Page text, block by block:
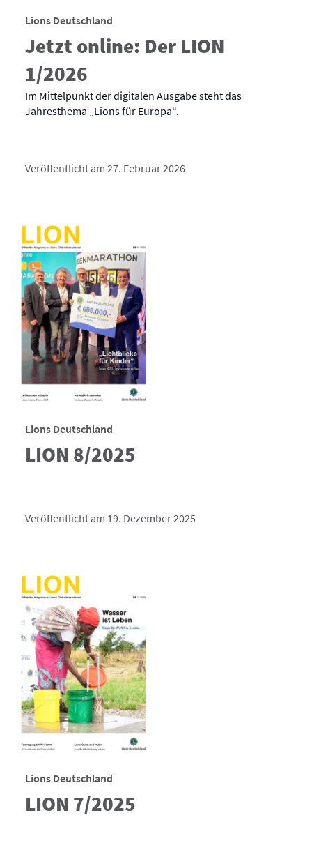
Lions Deutschland
Jetzt online: Der LION
1/2026
Im Mittelpunkt der digitalen Ausgabe steht das
Jahresthema „Lions für Europa“.
Veröffentlicht am 27. Februar 2026
Lions Deutschland
LION 8/2025
Veröffentlicht am 19. Dezember 2025
Lions Deutschland
LION 7/2025